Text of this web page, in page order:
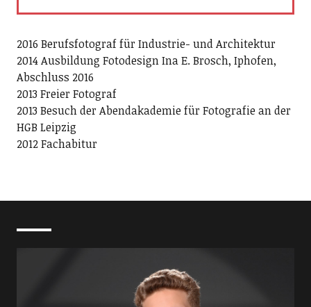
2016 Berufsfotograf für Industrie- und Architektur
2014 Ausbildung Fotodesign Ina E. Brosch, Iphofen,
Abschluss 2016
2013 Freier Fotograf
2013 Besuch der Abendakademie für Fotografie an der
HGB Leipzig
2012 Fachabitur